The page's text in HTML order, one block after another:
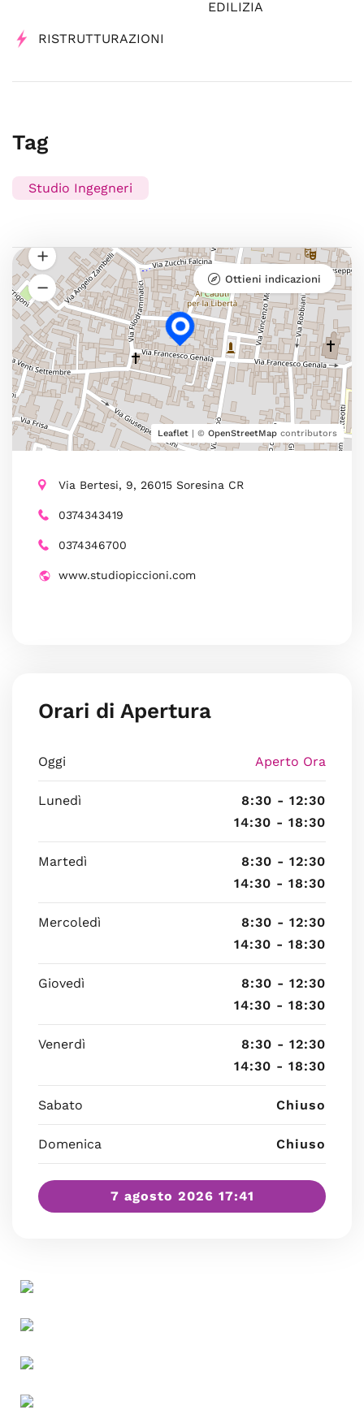
EDILIZIA
RISTRUTTURAZIONI
Tag
Studio Ingegneri
Leaflet | © OpenStreetMap contributors
Ottieni indicazioni
Via Bertesi, 9, 26015 Soresina CR
0374343419
0374346700
www.studiopiccioni.com
Orari di Apertura
Oggi Aperto Ora
Lunedì
8:30 - 12:30
14:30 - 18:30
Martedì
8:30 - 12:30
14:30 - 18:30
Mercoledì
8:30 - 12:30
14:30 - 18:30
Giovedì
8:30 - 12:30
14:30 - 18:30
Venerdì
8:30 - 12:30
14:30 - 18:30
Sabato Chiuso
Domenica Chiuso
7 agosto 2026 17:41